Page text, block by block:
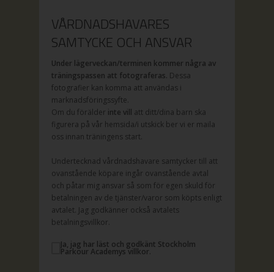
VÅRDNADSHAVARES
SAMTYCKE OCH ANSVAR
Under lägerveckan/terminen kommer några av
träningspassen att fotograferas. Dessa
fotografier kan komma att användas i
marknadsföringssyfte.
Om du förälder inte vill att ditt/dina barn ska
figurera på vår hemsida/i utskick ber vi er maila
oss innan träningens start.
Undertecknad vårdnadshavare samtycker till att
ovanstående köpare ingår ovanstående avtal
och påtar mig ansvar så som för egen skuld för
betalningen av de tjänster/varor som köpts enligt
avtalet. Jag godkänner också avtalets
betalningsvillkor.
Ja, jag har läst och godkänt Stockholm
Parkour Academys villkor.